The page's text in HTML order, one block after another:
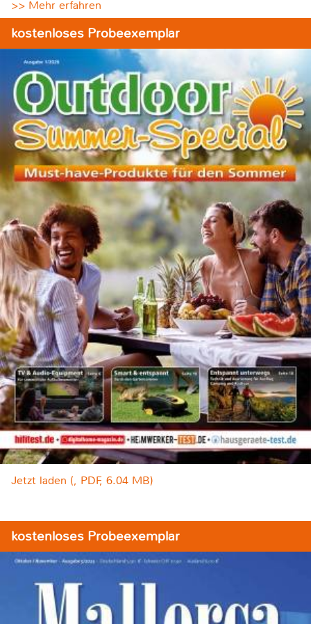
>> Mehr erfahren
kostenloses Probeexemplar
Jetzt laden (, PDF, 6.04 MB)
kostenloses Probeexemplar